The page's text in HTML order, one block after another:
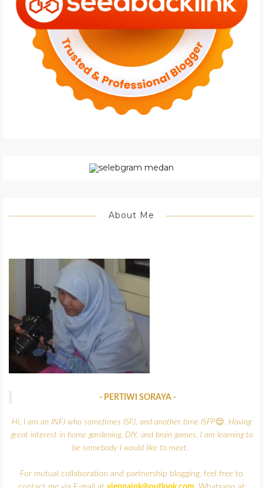
About Me
- PERTIWI SORAYA -
Hi, I am an INFJ who sometimes ISFJ, and another time ISFP😌. Having
great interest in home gardening, DIY, and brain games, I am learning to
be somebody I would like to meet.
For mutual collaboration and partnership blogging, feel free to